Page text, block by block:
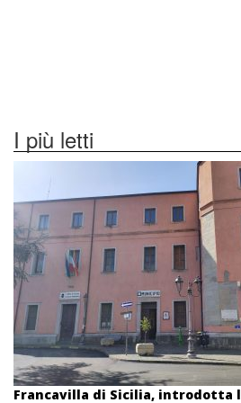
I più letti
Francavilla di Sicilia, introdotta